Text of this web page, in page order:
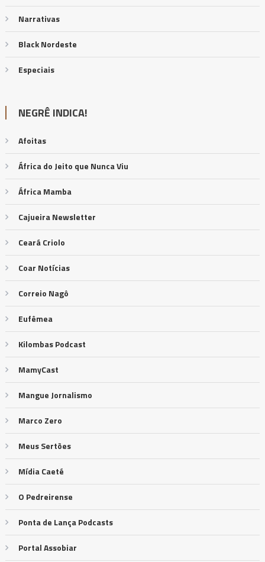
Narrativas
Black Nordeste
Especiais
NEGRÊ INDICA!
Afoitas
África do Jeito que Nunca Viu
África Mamba
Cajueira Newsletter
Ceará Criolo
Coar Notícias
Correio Nagô
Eufêmea
Kilombas Podcast
MamyCast
Mangue Jornalismo
Marco Zero
Meus Sertões
Mídia Caeté
O Pedreirense
Ponta de Lança Podcasts
Portal Assobiar